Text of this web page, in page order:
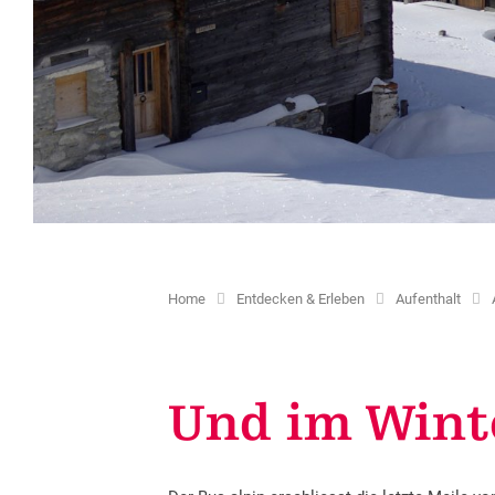
Schulklassen
Kinder & Freizeit
Natureinsätze
Kultur & Kulturlandschaft
Ortsbilder und Kapellen
Historische Verkehrswege
Kulturangebot
Projekte
Zweitheimische
Ferienwohnungen
Förderungstaxe
Gästekarten erstellen
Weitere Dienstleistungen
Home Entdecken & Erleben Aufenthalt
Und im